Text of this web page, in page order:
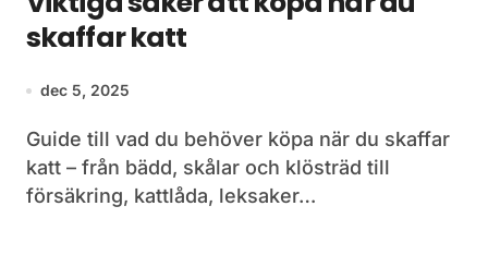
skaffar katt
dec 5, 2025
Guide till vad du behöver köpa när du skaffar
katt – från bädd, skålar och klösträd till
försäkring, kattlåda, leksaker…